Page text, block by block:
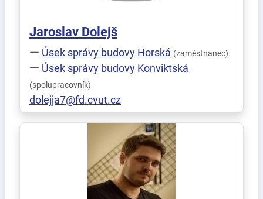
Jaroslav Dolejš
Úsek správy budovy Horská (zaměstnanec)
Úsek správy budovy Konviktská
(spolupracovník)
dolejja7@fd.cvut.cz